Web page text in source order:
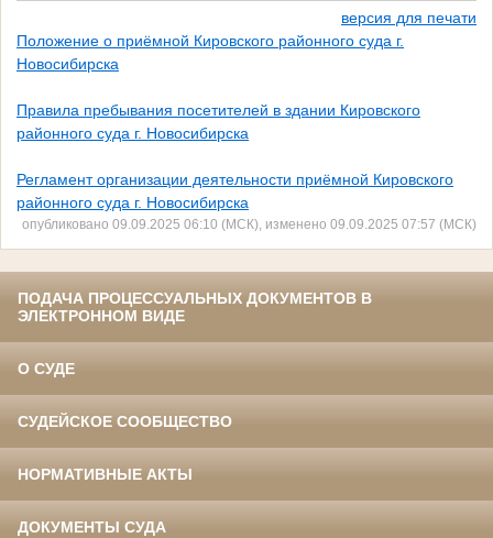
версия для печати
Положение о приёмной Кировского районного суда г.
Новосибирска
Правила пребывания посетителей в здании Кировского
районного суда г. Новосибирска
Регламент организации деятельности приёмной Кировского
районного суда г. Новосибирска
опубликовано 09.09.2025 06:10 (МСК), изменено 09.09.2025 07:57 (МСК)
ПОДАЧА ПРОЦЕССУАЛЬНЫХ ДОКУМЕНТОВ В
ЭЛЕКТРОННОМ ВИДЕ
О СУДЕ
СУДЕЙСКОЕ СООБЩЕСТВО
НОРМАТИВНЫЕ АКТЫ
ДОКУМЕНТЫ СУДА